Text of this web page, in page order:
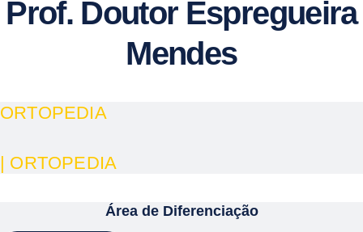
Prof. Doutor Espregueira
Mendes
ORTOPEDIA
| ORTOPEDIA
Área de Diferenciação